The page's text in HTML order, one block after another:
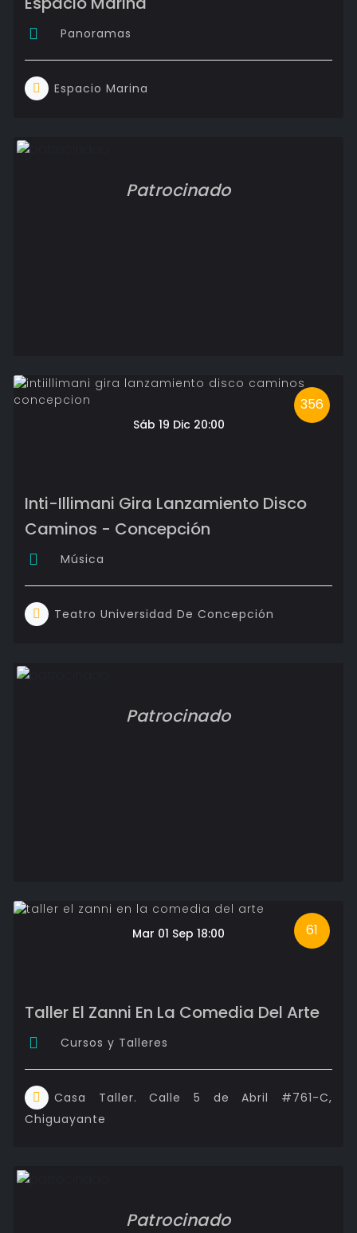
Panoramas
Espacio Marina
Patrocinado
356
Sáb 19 Dic 20:00
Inti-Illimani Gira Lanzamiento Disco
Caminos - Concepción
Música
Teatro Universidad De Concepción
Patrocinado
61
Mar 01 Sep 18:00
Taller El Zanni En La Comedia Del Arte
Cursos y Talleres
Casa Taller. Calle 5 de Abril #761-C,
Chiguayante
Patrocinado